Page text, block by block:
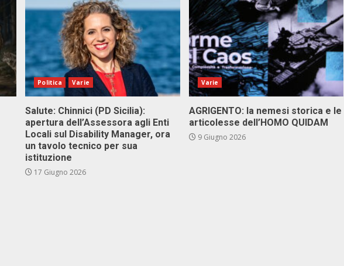
Politica Varie
Salute: Chinnici (PD Sicilia):
apertura dell’Assessora agli Enti
Locali sul Disability Manager, ora
un tavolo tecnico per sua
istituzione
17 Giugno 2026
Varie
AGRIGENTO: la nemesi storica e le
articolesse dell’HOMO QUIDAM
9 Giugno 2026